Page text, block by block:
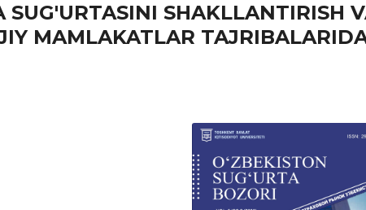
SUG'URTASINI SHAKLLANTIRISH
MAMLAKATLAR